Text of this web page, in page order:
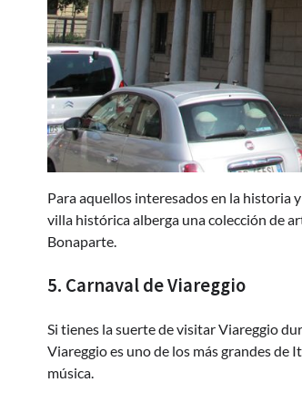
Para aquellos interesados en la historia
villa histórica alberga una colección de
Bonaparte.
5. Carnaval de Viareggio
Si tienes la suerte de visitar Viareggio
Viareggio es uno de los más grandes de
música.